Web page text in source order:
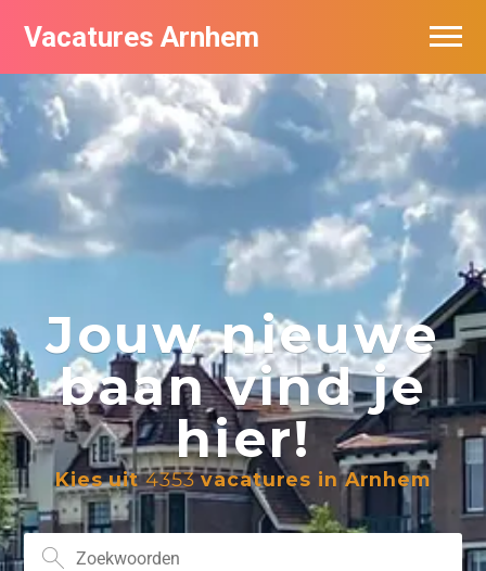
Vacatures Arnhem
Jouw nieuwe
baan vind je
hier!
Kies uit4353vacatures in Arnhem
Vacatures per bedrijf in Arnhem
Nieuwsbrief feed